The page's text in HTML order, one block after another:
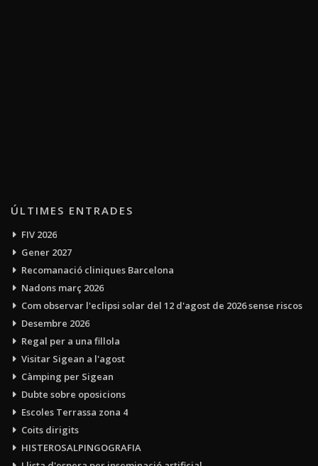
ÚLTIMES ENTRADES
FIV 2026
Gener 2027
Recomanació cliniques Barcelona
Nadons març 2026
Com observar l'eclipsi solar del 12 d'agost de 2026 sense riscos
Desembre 2026
Regal per a una fillola
Visitar Sigean a l'agost
Càmping per Sigean
Dubte sobre oposicions
Escoles Terrassa zona 4
Coits dirigits
HISTEROSALPINGOGRAFIA